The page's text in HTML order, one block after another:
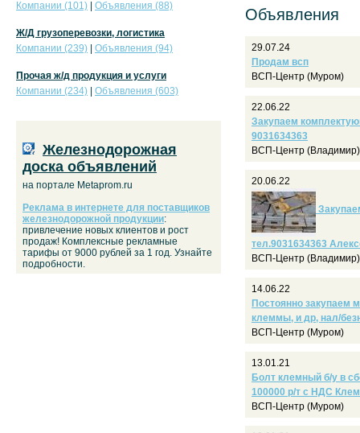
Объявления
29.07.24
Продам всп
ВСП-Центр (Муром)
22.06.22
Закупаем
9031634363
ВСП-Центр (Владимир)
20.06.22
тел.9031634363
ВСП-Центр (Владимир)
14.06.22
Постоянно закупаем
клеммы, и др, нал/
ВСП-Центр (Муром)
13.01.21
Болт клемный б/у в
100000 р/т с НДС
ВСП-Центр (Муром)
Компании (101)
Объявления (88)
Ж/Д грузоперевозки, логистика
Компании (239)
Объявления (94)
Прочая ж/д продукция и услуги
Компании (234)
Объявления (603)
Железнодорожная
доска объявлений
на портале Metaprom.ru
Реклама в интернете для поставщиков
железнодорожной продукции:
привлечение новых клиентов и рост
продаж! Комплексные рекламные
тарифы от 9000 рублей за 1 год. Узнайте
подробности.